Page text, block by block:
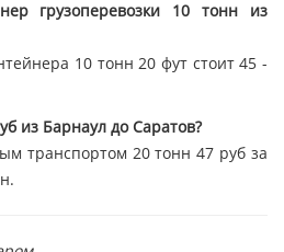
грузоперевозки 10 тонн из
10 тонн 20 фут стоит 45 -
из Барнаул до Саратов?
транспортом 20 тонн 47 руб за